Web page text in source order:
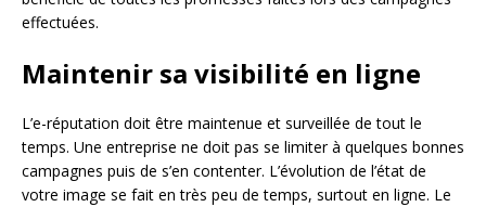
effectuées.
Maintenir sa visibilité en ligne
L’e-réputation doit être maintenue et surveillée de tout le
temps. Une entreprise ne doit pas se limiter à quelques bonnes
campagnes puis de s’en contenter. L’évolution de l’état de
votre image se fait en très peu de temps, surtout en ligne. Le